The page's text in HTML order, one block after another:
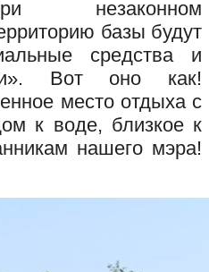
незаконном
базы будут
средства и
Вот оно как!
место отдыха с
к воде, близкое к
нашего мэра!